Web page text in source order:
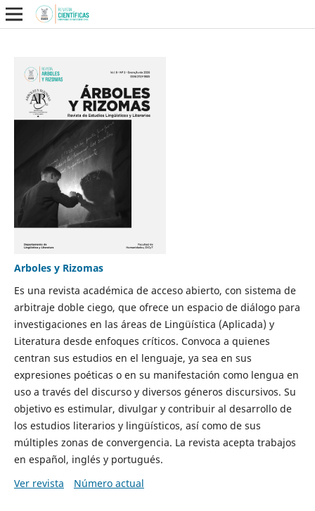
Arboles y Rizomas
Es una revista académica de acceso abierto, con sistema de
arbitraje doble ciego, que ofrece un espacio de diálogo para
investigaciones en las áreas de Lingüística (Aplicada) y
Literatura desde enfoques críticos. Convoca a quienes
centran sus estudios en el lenguaje, ya sea en sus
expresiones poéticas o en su manifestación como lengua en
uso a través del discurso y diversos géneros discursivos. Su
objetivo es estimular, divulgar y contribuir al desarrollo de
los estudios literarios y lingüísticos, así como de sus
múltiples zonas de convergencia. La revista acepta trabajos
en español, inglés y portugués.
Ver revista
Número actual